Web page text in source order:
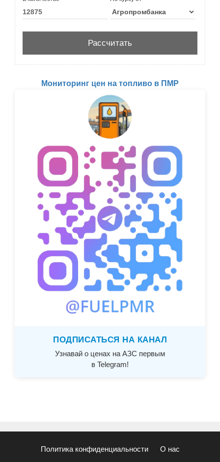
Мониторинг цен на топливо в ПМР
ПОДПИСАТЬСЯ НА КАНАЛ
Узнавай о ценах на АЗС первым
в Telegram!
Политика конфиденциальности О нас